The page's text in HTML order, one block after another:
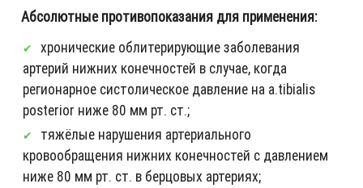
Абсолютные противопоказания для применения:
хронические облитерирующие заболевания
артерий нижних конечностей в случае, когда
регионарное систолическое давление на a.tibialis
posterior ниже 80 мм рт. ст.;
тяжёлые нарушения артериального
кровообращения нижних конечностей с давлением
ниже 80 мм рт. ст. в берцовых артериях;